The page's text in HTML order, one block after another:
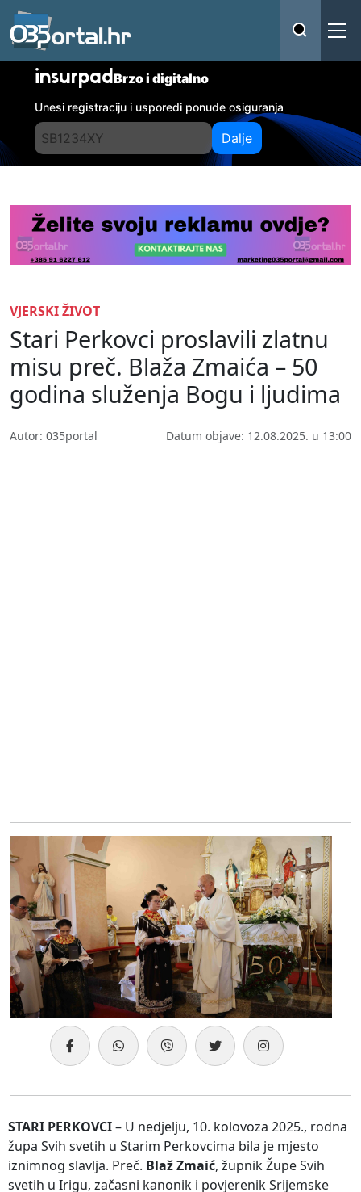
insurpadBrzo i digitalno
Unesi registraciju i usporedi ponude osiguranja
Dalje
VJERSKI ŽIVOT
Stari Perkovci proslavili zlatnu
misu preč. Blaža Zmaića – 50
godina služenja Bogu i ljudima
Autor: 035portal Datum objave: 12.08.2025. u 13:00
STARI PERKOVCI– U nedjelju, 10. kolovoza 2025., rodna
župa Svih svetih u Starim Perkovcima bila je mjesto
iznimnog slavlja. Preč. Blaž Zmaić, župnik Župe Svih
svetih u Irigu, začasni kanonik i povjerenik Srijemske